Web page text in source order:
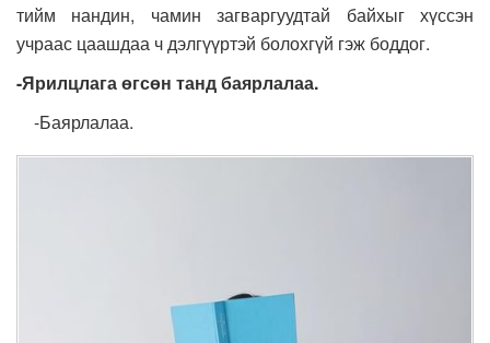
тийм нандин, чамин загваргуудтай байхыг хүссэн
учраас цаашдаа ч дэлгүүртэй болохгүй гэж боддог.
-Ярилцлага өгсөн танд баярлалаа.
-Баярлалаа.